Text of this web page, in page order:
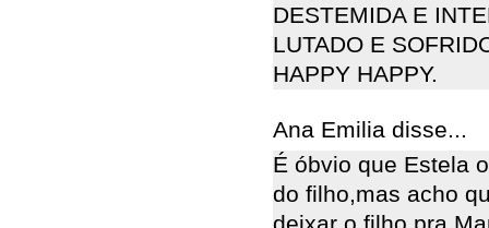
DESTEMIDA E
LUTADO E
HAPPY HAPPY.
Ana Emilia disse...
É óbvio que Estela
do filho,mas acho